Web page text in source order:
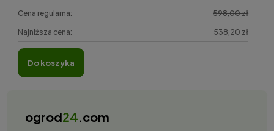
Cena regularna: 598,00 zł
Najniższa cena: 538,20 zł
do koszyka
ogrod24.com